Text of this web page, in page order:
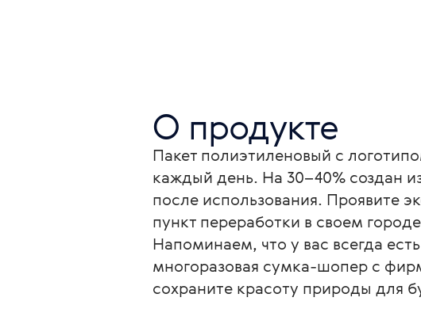
О продукте
Пакет полиэтиленовый с
каждый день. На 30–40% создан
после использования. Проявите
пункт переработки в своем
Напоминаем, что у вас всегда
многоразовая сумка-шопер с
сохраните красоту природы для